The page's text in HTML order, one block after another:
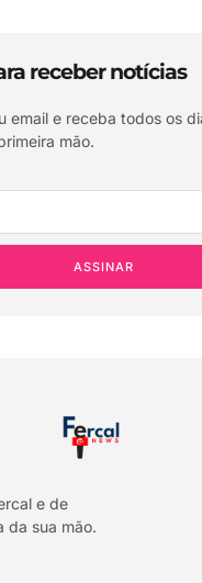
receber notícias
email e receba todos os
mão.
ASSINAR
e de
da sua mão.